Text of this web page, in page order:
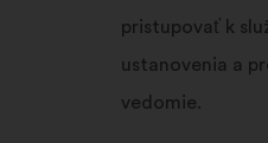
pristupovať k
ustanovenia a
vedomie.